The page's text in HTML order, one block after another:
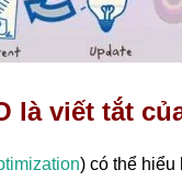
là viết tắt
) có thể hiểu